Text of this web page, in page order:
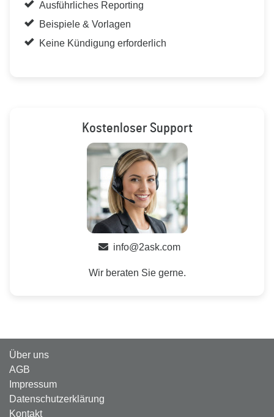
Ausführliches Reporting
Beispiele & Vorlagen
Keine Kündigung erforderlich
Kostenloser Support
info@2ask.com
Wir beraten Sie gerne.
Über uns
AGB
Impressum
Datenschutzerklärung
Kontakt